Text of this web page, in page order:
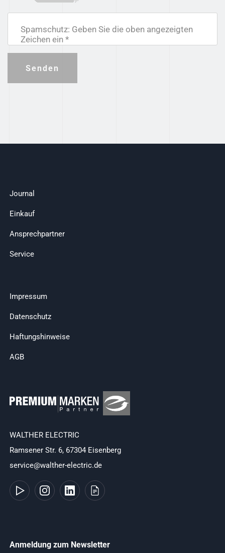
Spamschutz: Geben Sie die oben angezeigten
Zeichen ein *
Senden
Journal
Einkauf
Ansprechpartner
Service
Impressum
Datenschutz
Haftungshinweise
AGB
WALTHER ELECTRIC
Ramsener Str. 6, 67304 Eisenberg
service@walther-electric.de
Anmeldung zum Newsletter